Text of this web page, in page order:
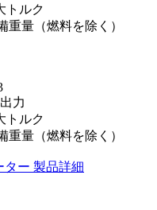
トルク
重量（燃料を除く）
力
トルク
重量（燃料を除く）
ター 製品詳細